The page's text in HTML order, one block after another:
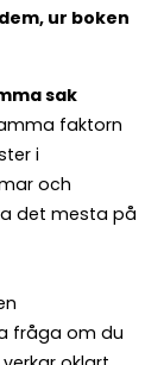
ur boken
sak
faktorn
i
och
det mesta på
fråga om du